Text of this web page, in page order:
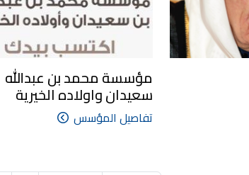
مؤسسة محمد بن عبدالله
سعيدان واولاده الخيرية
تفاصيل المؤسس